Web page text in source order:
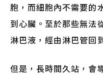
胞，而細胞內不需要的
到心臟。至於那些無法
淋巴液，經由淋巴管回
但是，長時間久站，會